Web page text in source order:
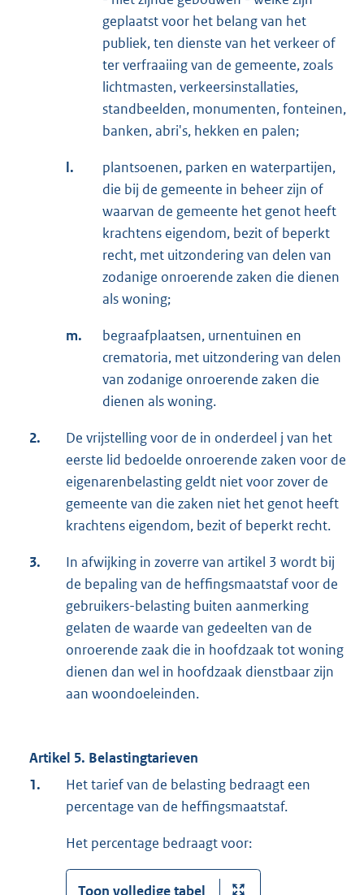
geplaatst voor het belang van het
publiek, ten dienste van het verkeer of
ter verfraaiing van de gemeente, zoals
lichtmasten, verkeersinstallaties,
standbeelden, monumenten, fonteinen,
banken, abri's, hekken en palen;
l.
plantsoenen, parken en waterpartijen,
die bij de gemeente in beheer zijn of
waarvan de gemeente het genot heeft
krachtens eigendom, bezit of beperkt
recht, met uitzondering van delen van
zodanige onroerende zaken die dienen
als woning;
m.
begraafplaatsen, urnentuinen en
crematoria, met uitzondering van delen
van zodanige onroerende zaken die
dienen als woning.
2.
De vrijstelling voor de in onderdeel j van het
eerste lid bedoelde onroerende zaken voor de
eigenarenbelasting geldt niet voor zover de
gemeente van die zaken niet het genot heeft
krachtens eigendom, bezit of beperkt recht.
3.
In afwijking in zoverre van artikel 3 wordt bij
de bepaling van de heffingsmaatstaf voor de
gebruikers-belasting buiten aanmerking
gelaten de waarde van gedeelten van de
onroerende zaak die in hoofdzaak tot woning
dienen dan wel in hoofdzaak dienstbaar zijn
aan woondoeleinden.
Artikel 5. Belastingtarieven
1.
Het tarief van de belasting bedraagt een
percentage van de heffingsmaatstaf.
Het percentage bedraagt voor:
Toon volledige tabel